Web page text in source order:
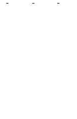
- - -